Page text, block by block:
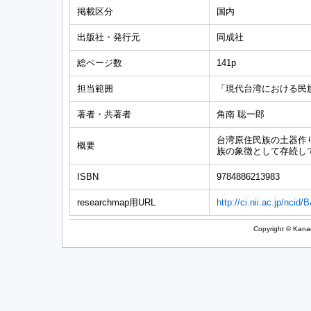
掲載区分 国内
出版社・発行元 同成社
総ページ数 141p
担当範囲 「現代台湾における
著者・共著者 角南 聡一郎
概要
台湾原住民族の土器
族の象徴として存続し
ISBN 9784886213983
researchmap用URL http://ci.nii.ac.jp/ncid/
Copyright ©